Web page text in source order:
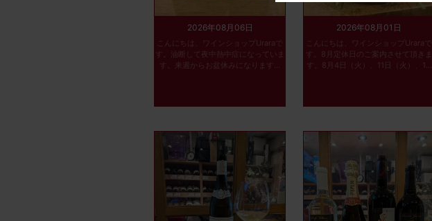
2026年08月06日
こんにちは、ワインショップUraraで
す。油断して夜中熱中症になっていま
す。来週からお盆休みになります...
2026年08月01日
こんにちは、ワインショップUraraで
す。8月定休日のご案内させて頂きま
す。8月4日（火）、11日（火）、1...